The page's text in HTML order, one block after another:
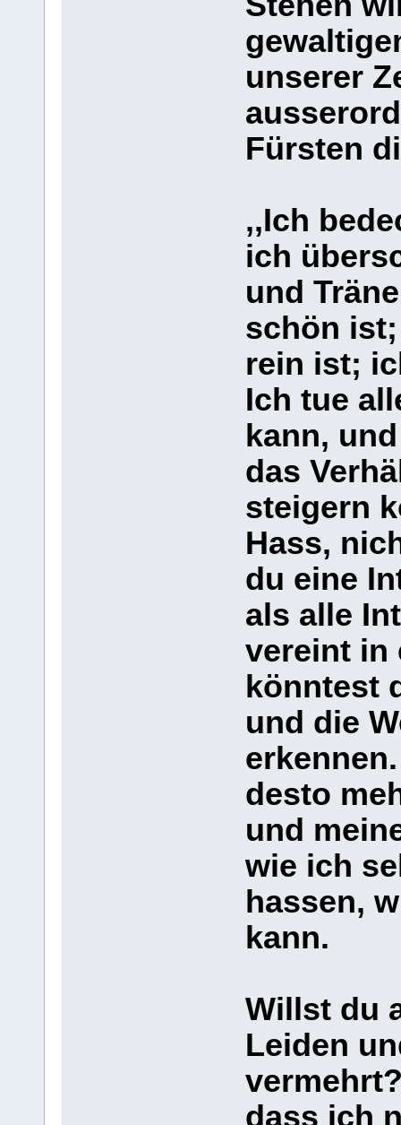
unserer
Fürsten
,,Ich
ich
und
schön
rein ist;
Ich tue
kann,
das
steigern
Hass,
du eine
als alle
vereint in
könntest
und die
desto
und
wie ich
hassen,
kann.
Willst du
Leiden
dass ich